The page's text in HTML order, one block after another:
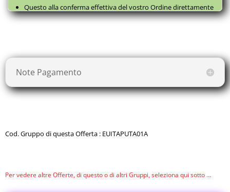
110 x 55 x 157 cm
Dimensioni imballo
130 KG
Rilevazione battito cardiaco
Hand pulse + fascia cardio (optional)
Fascia Cardio
87 Kg
Questo alla conferma effettiva del vostro Ordine direttamente
con il fornitore, successivamente a questaPrenotazione, come
Note Pagamento
Cod. Gruppo di questa Offerta : EUITAPUTA01A
Per vedere altre Offerte, di questo o di altri Gruppi, seleziona qui sotto …